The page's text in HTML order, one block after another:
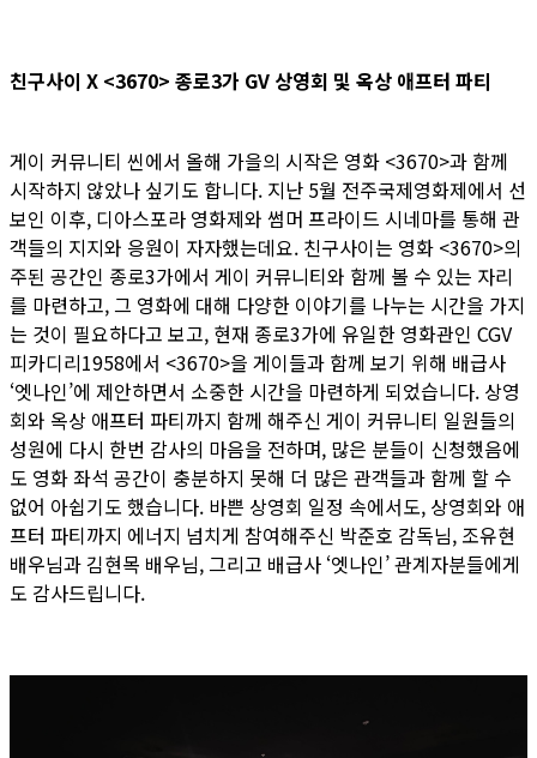
친구사이 X <3670> 종로3가 GV 상영회 및 옥상 애프터 파티
게이 커뮤니티 씬에서 올해 가을의 시작은 영화 <3670>과 함께
시작하지 않았나 싶기도 합니다. 지난 5월 전주국제영화제에서 선
보인 이후, 디아스포라 영화제와 썸머 프라이드 시네마를 통해 관
객들의 지지와 응원이 자자했는데요. 친구사이는 영화 <3670>의
주된 공간인 종로3가에서 게이 커뮤니티와 함께 볼 수 있는 자리
를 마련하고, 그 영화에 대해 다양한 이야기를 나누는 시간을 가지
는 것이 필요하다고 보고, 현재 종로3가에 유일한 영화관인 CGV
피카디리1958에서 <3670>을 게이들과 함께 보기 위해 배급사
‘엣나인’에 제안하면서 소중한 시간을 마련하게 되었습니다. 상영
회와 옥상 애프터 파티까지 함께 해주신 게이 커뮤니티 일원들의
성원에 다시 한번 감사의 마음을 전하며, 많은 분들이 신청했음에
도 영화 좌석 공간이 충분하지 못해 더 많은 관객들과 함께 할 수
없어 아쉽기도 했습니다. 바쁜 상영회 일정 속에서도, 상영회와 애
프터 파티까지 에너지 넘치게 참여해주신 박준호 감독님, 조유현
배우님과 김현목 배우님, 그리고 배급사 ‘엣나인’ 관계자분들에게
도 감사드립니다.